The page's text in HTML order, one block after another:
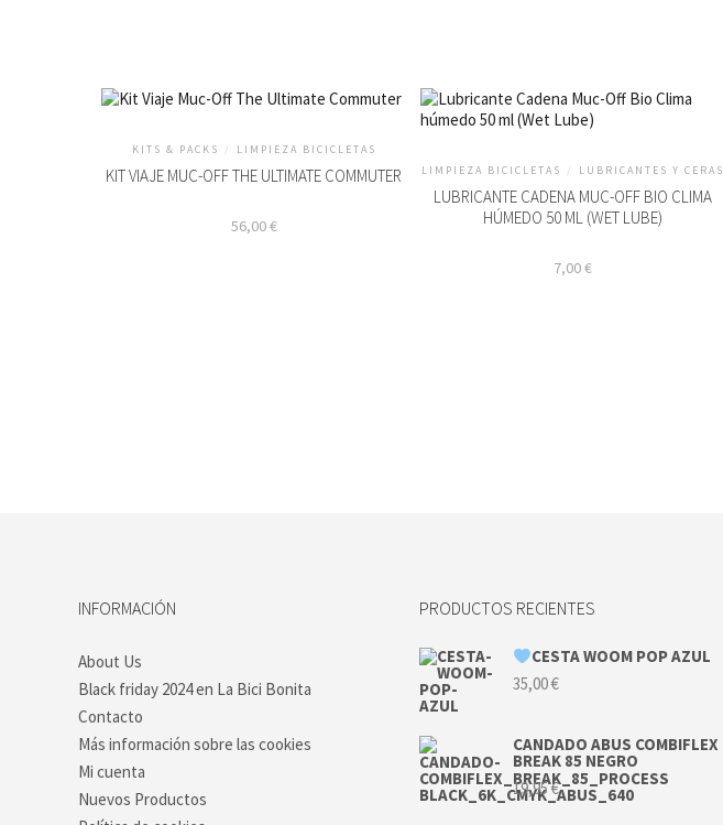
KITS & PACKS / LIMPIEZA BICICLETAS
KIT VIAJE MUC-OFF THE ULTIMATE COMMUTER
56,00€
LIMPIEZA BICICLETAS / LUBRICANTES Y CERAS
LUBRICANTE CADENA MUC-OFF BIO CLIMA
HÚMEDO 50 ML (WET LUBE)
7,00€
INFORMACIÓN
About Us
Black friday 2024 en La Bici Bonita
Contacto
Más información sobre las cookies
Mi cuenta
Nuevos Productos
PRODUCTOS RECIENTES
CESTA WOOM POP AZUL
35,00€
CANDADO ABUS COMBIFLEX
BREAK 85 NEGRO
19,95€